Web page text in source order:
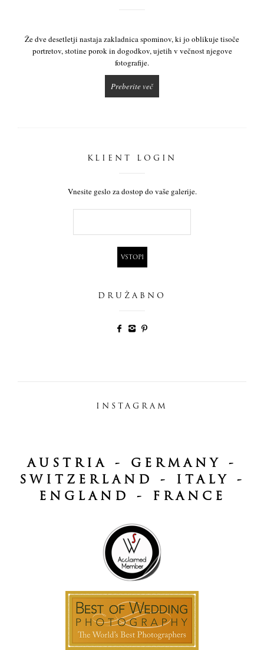
Že dve desetletji nastaja zakladnica spominov, ki jo oblikuje tisoče
portretov, stotine porok in dogodkov, ujetih v večnost njegove
fotografije.
Preberite več
KLIENT LOGIN
Vnesite geslo za dostop do vaše galerije.
DRUŽABNO
INSTAGRAM
AUSTRIA - GERMANY -
SWITZERLAND - ITALY -
ENGLAND - FRANCE